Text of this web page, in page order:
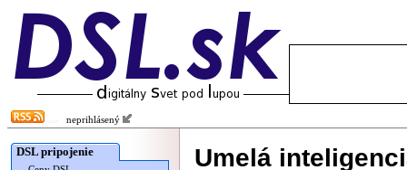
neprihlásený
DSL pripojenie
Umelá